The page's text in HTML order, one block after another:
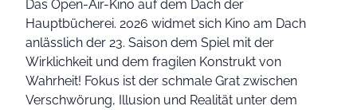
Das Open-Air-Kino auf dem Dach der
Hauptbücherei. 2026 widmet sich Kino am Dach
anlässlich der 23. Saison dem Spiel mit der
Wirklichkeit und dem fragilen Konstrukt von
Wahrheit! Fokus ist der schmale Grat zwischen
Verschwörung, Illusion und Realität unter dem